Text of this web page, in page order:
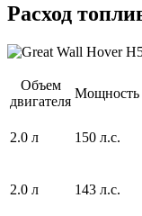
Расход
Объем
двигателя
Мощность
2.0 л 150 л.с.
2.0 л 143 л.с.